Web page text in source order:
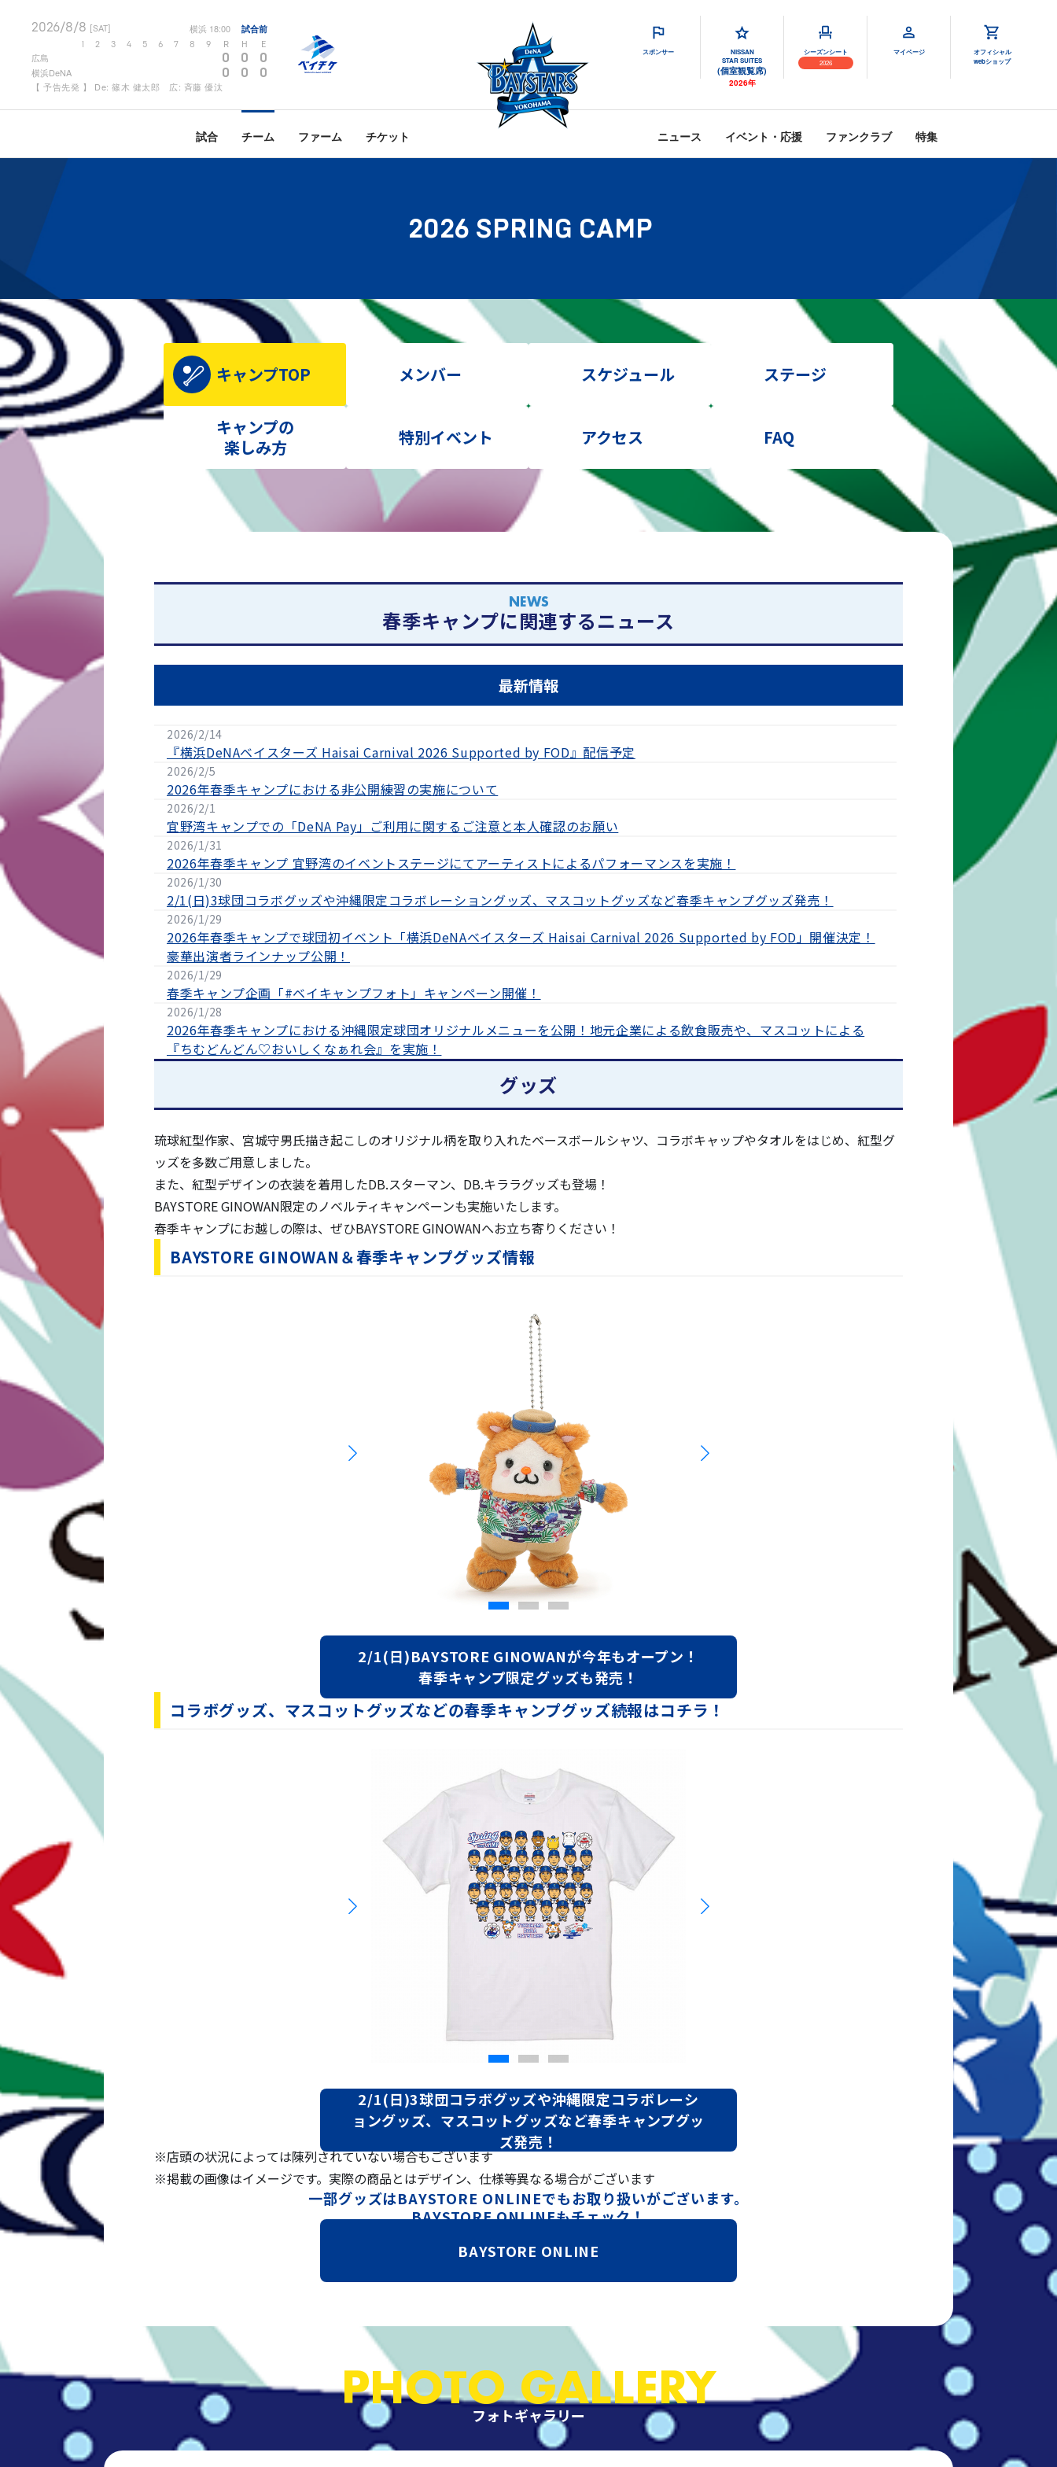
2026/8/8 [SAT] 横浜 18:00 試合前
2 3 4 5 6 7 8 9 R H E
広島 0 0 0
横浜DeNA 0 0 0
【 予告先発 】 De: 篠木 健太郎 広: 斉藤 優汰
スポンサー
NISSAN
STAR SUITES
(個室観覧席)
2026年
シーズンシート
2026
マイページ
オフィシャル
webショップ
試合 チーム ファーム チケット ニュース イベント・応援 ファンクラブ 特集
2026 SPRING CAMP
キャンプTOP メンバー スケジュール ステージ
キャンプの
楽しみ方
特別イベント アクセス FAQ
NEWS
春季キャンプに関連するニュース
最新情報
2026/2/14
『横浜DeNAベイスターズ Haisai Carnival 2026 Supported by FOD』配信予定
2026/2/5
2026年春季キャンプにおける非公開練習の実施について
2026/2/1
宜野湾キャンプでの「DeNA Pay」ご利用に関するご注意と本人確認のお願い
2026/1/31
2026年春季キャンプ 宜野湾のイベントステージにてアーティストによるパフォーマンスを実施！
2026/1/30
2/1(日)3球団コラボグッズや沖縄限定コラボレーショングッズ、マスコットグッズなど春季キャンプグッズ発売！
2026/1/29
2026年春季キャンプで球団初イベント「横浜DeNAベイスターズ Haisai Carnival 2026 Supported by FOD」開催決定！
豪華出演者ラインナップ公開！
2026/1/29
春季キャンプ企画「#ベイキャンプフォト」キャンペーン開催！
2026/1/28
2026年春季キャンプにおける沖縄限定球団オリジナルメニューを公開！地元企業による飲食販売や、マスコットによる
『ちむどんどん♡おいしくなぁれ会』を実施！
『2026 SPRING CAMP Supported by Umios』放送・配信予定
2026/1/23
2026/1/23
2026年春季キャンプ 応援ポスターと応援のぼりで推し選手にエールを！
2026/1/22
2026年春季キャンプにおけるファンサービスコンテンツ第3弾を発表！スタンプラリーやフォトブース、親子で楽しめる
野球体験などの楽しい企画が満載！
2026/1/20
宜野湾でのファンサービスコンテンツ第2弾！球団OBやdianaと一緒にキャンプを楽しもう！
2026年春季キャンプ 場内規制・注意事項ならびに周辺駐車場に関するお知らせ
2026年春季キャンプにDB.スターマン&DB.キララが新衣装で宜野湾に登場！さらにBART&CHAPYと楽しめるスペシャル
『2026 SPRING CAMP Supported by Umios』BlueMatesイベントチェックイン・サイン会ご招待・グッズ購入でSTAR
京急アドエンタープライズ「2026年 沖縄キャンプ 観戦ツアー」のお知らせ
京急アドエンタープライズ「2026年 嘉手納&宜野湾 沖縄キャンプ 観戦ツアー」のお知らせ
2026年春季キャンプ練習試合・オープン戦・青白戦日程
2026年春季キャンプの日程およびマスコット、dianaの宜野湾登場日程について
2025/11/20
グッズ
琉球紅型作家、宮城守男氏描き起こしのオリジナル柄を取り入れたベースボールシャツ、コラボキャップやタオルをはじめ、紅型グ
ッズを多数ご用意しました。
また、紅型デザインの衣装を着用したDB.スターマン、DB.キララグッズも登場！
BAYSTORE GINOWAN限定のノベルティキャンペーンも実施いたします。
春季キャンプにお越しの際は、ぜひBAYSTORE GINOWANへお立ち寄りください！
BAYSTORE GINOWAN＆春季キャンプグッズ情報
2/1(日)BAYSTORE GINOWANが今年もオープン！
春季キャンプ限定グッズも発売！
コラボグッズ、マスコットグッズなどの春季キャンプグッズ続報はコチラ！
2/1(日)3球団コラボグッズや沖縄限定コラボレーシ
ョングッズ、マスコットグッズなど春季キャンプグッ
ズ発売！
※店頭の状況によっては陳列されていない場合もございます
※掲載の画像はイメージです。実際の商品とはデザイン、仕様等異なる場合がございます
一部グッズはBAYSTORE ONLINEでもお取り扱いがございます。
BAYSTORE ONLINEもチェック！
BAYSTORE ONLINE
PHOTO GALLERY
フォトギャラリー